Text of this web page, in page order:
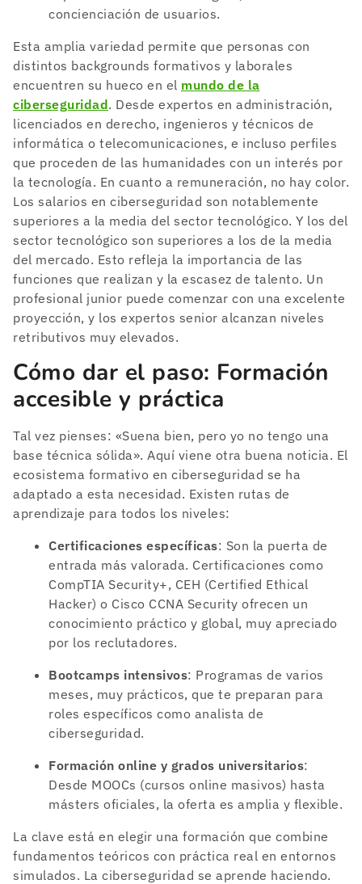
concienciación de usuarios.
Esta amplia variedad permite que personas con
distintos backgrounds formativos y laborales
encuentren su hueco en el mundo de la
ciberseguridad. Desde expertos en administración,
licenciados en derecho, ingenieros y técnicos de
informática o telecomunicaciones, e incluso perfiles
que proceden de las humanidades con un interés por
la tecnología. En cuanto a remuneración, no hay color.
Los salarios en ciberseguridad son notablemente
superiores a la media del sector tecnológico. Y los del
sector tecnológico son superiores a los de la media
del mercado. Esto refleja la importancia de las
funciones que realizan y la escasez de talento. Un
profesional junior puede comenzar con una excelente
proyección, y los expertos senior alcanzan niveles
retributivos muy elevados.
Cómo dar el paso: Formación
accesible y práctica
Tal vez pienses: «Suena bien, pero yo no tengo una
base técnica sólida». Aquí viene otra buena noticia. El
ecosistema formativo en ciberseguridad se ha
adaptado a esta necesidad. Existen rutas de
aprendizaje para todos los niveles:
Certificaciones específicas: Son la puerta de
entrada más valorada. Certificaciones como
CompTIA Security+, CEH (Certified Ethical
Hacker) o Cisco CCNA Security ofrecen un
conocimiento práctico y global, muy apreciado
por los reclutadores.
Bootcamps intensivos: Programas de varios
meses, muy prácticos, que te preparan para
roles específicos como analista de
ciberseguridad.
Formación online y grados universitarios:
Desde MOOCs (cursos online masivos) hasta
másters oficiales, la oferta es amplia y flexible.
La clave está en elegir una formación que combine
fundamentos teóricos con práctica real en entornos
simulados. La ciberseguridad se aprende haciendo.